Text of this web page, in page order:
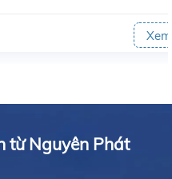
Xem thêm
từ Nguyên Phát